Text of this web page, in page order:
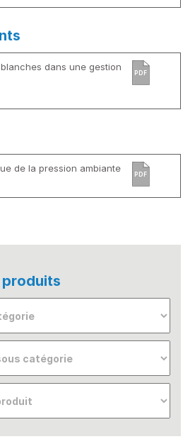
dans une gestion
PDF
de la pression ambiante
PDF
produits